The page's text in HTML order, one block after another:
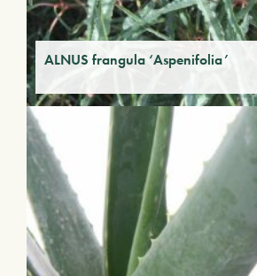
ALNUS frangula ‘Aspenifolia’